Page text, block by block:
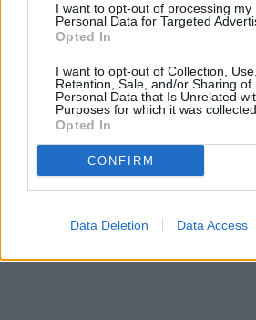
I want to opt-out of processing my
Personal Data for Targeted
Opted In
I want to opt-out of Collection, Use,
Retention, Sale, and/or Sharing of
Personal Data that Is Unrelated
Purposes for which it was collected.
Opted In
CONFIRM
Data Deletion Data Access